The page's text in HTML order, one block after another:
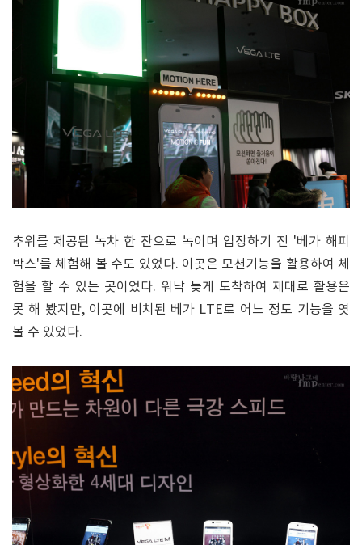
추위를 제공된 녹차 한 잔으로 녹이며 입장하기 전 '베가 해피
박스'를 체험해 볼 수도 있었다. 이곳은 모션기능을 활용하여 체
험을 할 수 있는 곳이었다. 워낙 늦게 도착하여 제대로 활용은
못 해 봤지만, 이곳에 비치된 베가 LTE로 어느 정도 기능을 엿
볼 수 있었다.